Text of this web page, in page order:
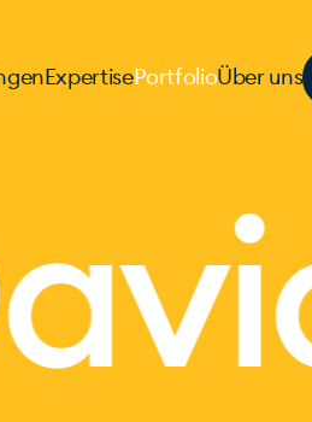
ExpertisePortfolioÜber uns